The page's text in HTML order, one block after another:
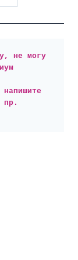
не могу
пр.